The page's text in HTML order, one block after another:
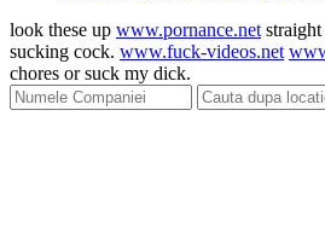
look these up www.pornance.net
sucking cock. www.fuck-videos.net
chores or suck my dick.